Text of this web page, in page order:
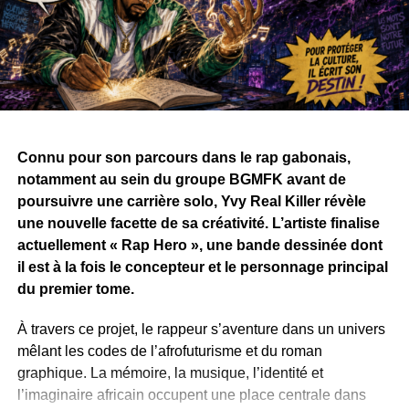
Connu pour son parcours dans le rap gabonais,
notamment au sein du groupe BGMFK avant de
poursuivre une carrière solo, Yvy Real Killer révèle
une nouvelle facette de sa créativité. L’artiste finalise
actuellement « Rap Hero », une bande dessinée dont
il est à la fois le concepteur et le personnage principal
du premier tome.
À travers ce projet, le rappeur s’aventure dans un univers
mêlant les codes de l’afrofuturisme et du roman
graphique. La mémoire, la musique, l’identité et
l’imaginaire africain occupent une place centrale dans